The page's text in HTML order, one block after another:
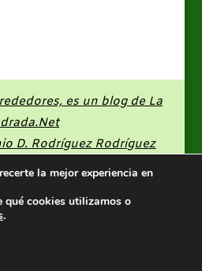
es un blog de La
D. Rodríguez Rodríguez
la mejor experiencia en
qué cookies utilizamos o
.